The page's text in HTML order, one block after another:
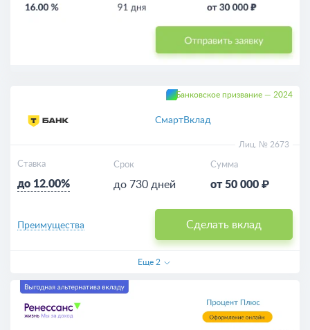
Банковское призвание — 2024
СмартВклад
Лиц. № 2673
Ставка
до 12.00%
Срок
до 730 дней
Сумма
от 50 000 ₽
Сделать вклад
Преимущества
Еще 2